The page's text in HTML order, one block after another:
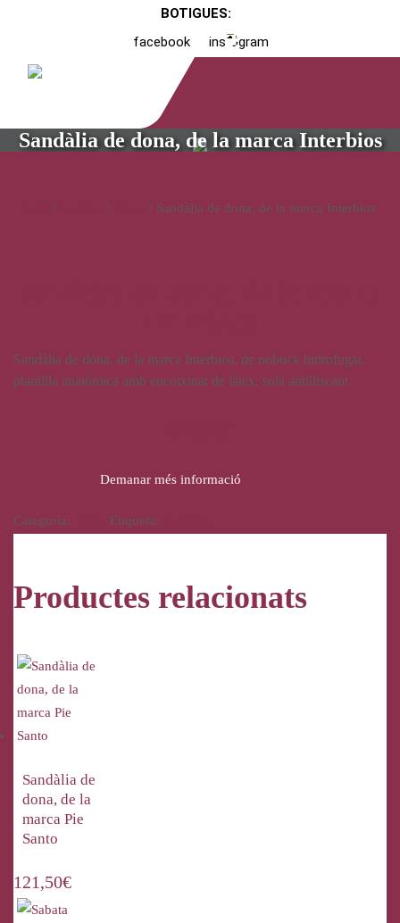
BOTIGUES:
facebook
instagram
Sandàlia de dona, de la marca Interbios
/ / / Sandàlia de dona, de la marca Interbios
Sandàlia de dona, de la marca Interbios, de nobuck hidrofugat,
plantilla anatòmica amb encoixinat de làtex, sola antilliscant
Demanar més informació
Categoria: Etiqueta:
Productes relacionats
Sandàlia de
dona, de la
marca Pie
Santo
121,50€